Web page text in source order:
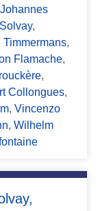
,
Timmermans,
Flamache,
,
Collongues,
, Vincenzo
, Wilhelm